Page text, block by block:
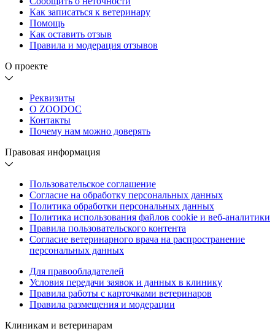
Как записаться к ветеринару
Помощь
Как оставить отзыв
Правила и модерация отзывов
О проекте
Реквизиты
О ZOODOC
Контакты
Почему нам можно доверять
Правовая информация
Пользовательское соглашение
Согласие на обработку персональных данных
Политика обработки персональных данных
Политика использования файлов cookie и веб-аналитики
Правила пользовательского контента
Согласие ветеринарного врача на распространение
персональных данных
Для правообладателей
Условия передачи заявок и данных в клинику
Правила работы с карточками ветеринаров
Правила размещения и модерации
Клиникам и ветеринарам